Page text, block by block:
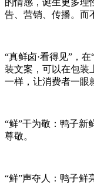
的情感，诞生更多理
告、营销、传播。而
“真鲜卤·看得见” ，在
装文案，可以在包装
一样，让消费者一眼
“鲜”干为敬：鸭子新
尊敬。
“鲜”声夺人：鸭子鲜